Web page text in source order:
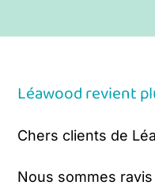
Léawood revient
Chers clients de
Nous sommes